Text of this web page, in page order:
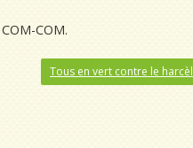
COM.
Tous en vert contre le